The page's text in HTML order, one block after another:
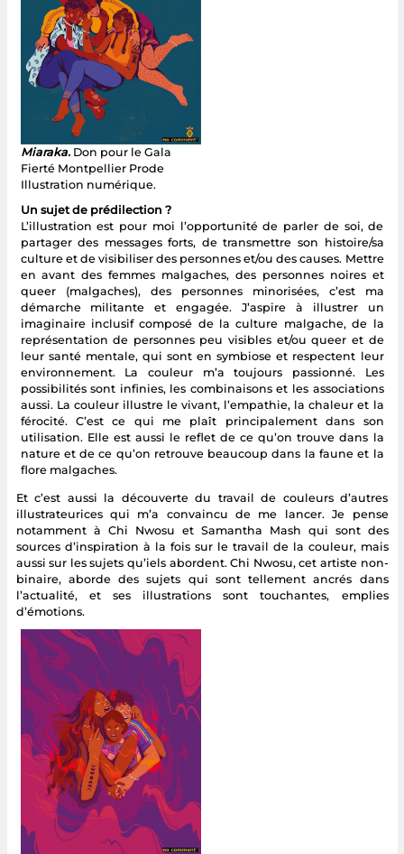
Miaraka.Don pour le Gala
Fierté Montpellier Prode
Illustration numérique.
Un sujet de prédilection ?
L’illustration est pour moi l’opportunité de parler de soi, de
partager des messages forts, de transmettre son histoire/sa
culture et de visibiliser des personnes et/ou des causes. Mettre
en avant des femmes malgaches, des personnes noires et
queer (malgaches), des personnes minorisées, c’est ma
démarche militante et engagée. J’aspire à illustrer un
imaginaire inclusif composé de la culture malgache, de la
représentation de personnes peu visibles et/ou queer et de
leur santé mentale, qui sont en symbiose et respectent leur
environnement. La couleur m’a toujours passionné. Les
possibilités sont infinies, les combinaisons et les associations
aussi. La couleur illustre le vivant, l’empathie, la chaleur et la
férocité. C’est ce qui me plaît principalement dans son
utilisation. Elle est aussi le reflet de ce qu’on trouve dans la
nature et de ce qu’on retrouve beaucoup dans la faune et la
flore malgaches.
Et c’est aussi la découverte du travail de couleurs d’autres
illustrateurices qui m’a convaincu de me lancer. Je pense
notamment à Chi Nwosu et Samantha Mash qui sont des
sources d’inspiration à la fois sur le travail de la couleur, mais
aussi sur les sujets qu’iels abordent. Chi Nwosu, cet artiste non-
binaire, aborde des sujets qui sont tellement ancrés dans
l’actualité, et ses illustrations sont touchantes, emplies
d’émotions.